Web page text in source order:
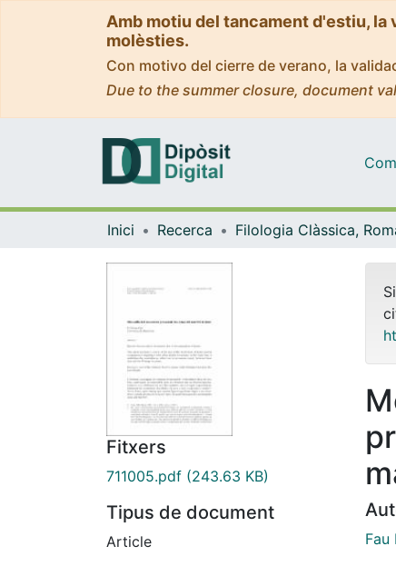
Amb motiu del tancament d'estiu,
molèsties.
Con motivo del cierre de verano, la
Due to the summer closure, document
Inici Recerca
Fitxers
711005.pdf (243.63 KB)
Tipus de document
Article Fau